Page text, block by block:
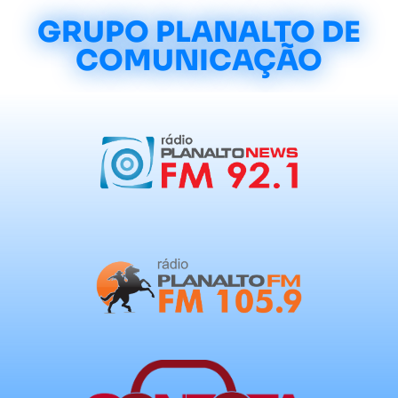
GRUPO PLANALTO DE
COMUNICAÇÃO